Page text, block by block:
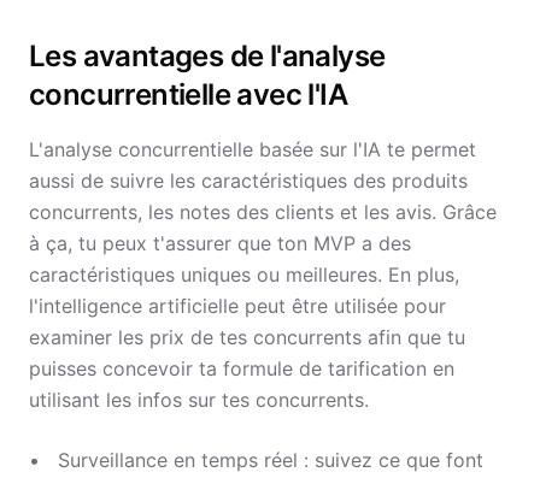
Les avantages de l'analyse
concurrentielle avec l'IA
L'analyse concurrentielle basée sur l'IA te permet
aussi de suivre les caractéristiques des produits
concurrents, les notes des clients et les avis. Grâce
à ça, tu peux t'assurer que ton MVP a des
caractéristiques uniques ou meilleures. En plus,
l'intelligence artificielle peut être utilisée pour
examiner les prix de tes concurrents afin que tu
puisses concevoir ta formule de tarification en
utilisant les infos sur tes concurrents.
Surveillance en temps réel : suivez ce que font